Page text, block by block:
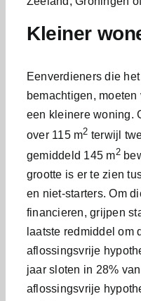
Kleiner
Eenverdieners die
bemachtigen,
een kleinere woning.
over 115 m2 terwijl
gemiddeld 145 m2
grootte is er te zien
en niet-starters. Om
financieren, grijpen
laatste redmiddel om
aflossingsvrije
jaar sloten in 28%
aflossingsvrije